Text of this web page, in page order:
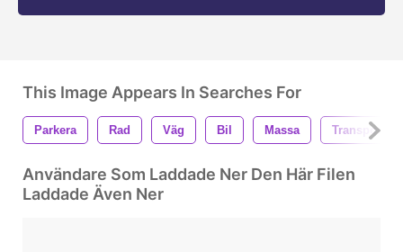
This Image Appears In Searches For
Parkera Rad Väg Bil Massa Transport
Användare Som Laddade Ner Den Här Filen
Laddade Även Ner